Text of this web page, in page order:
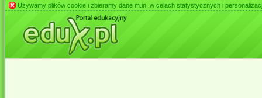
Używamy plików cookie i zbieramy dane m.in. w celach statystycznych i